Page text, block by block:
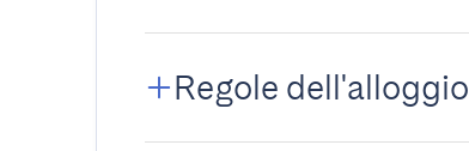
Regole dell'alloggio